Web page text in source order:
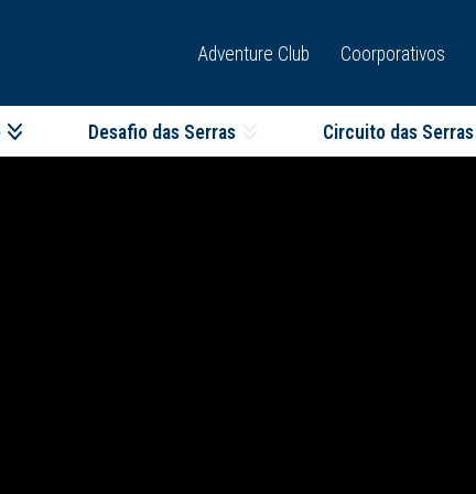
Adventure Club Coorporativos
Desafio das Serras Circuito das Serras